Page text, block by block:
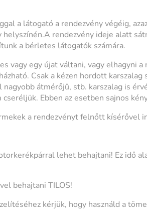
a látogató a rendezvény végéig,
rendezvény ideje alatt
a bérletes látogatók számára.
vagy egy újat váltani, vagy elhagyni
Csak a kézen hordott
átmérőjű, stb. karszalag is
Ebben az esetben sajnos
a rendezvényt felnőtt kísérővel
lehet behajtani! Ez idő
behajtani TILOS!
kérjük, hogy használd a